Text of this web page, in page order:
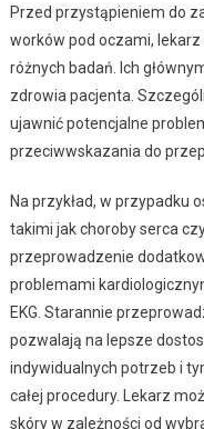
Przed przystąpieniem do
worków pod oczami,
różnych badań. Ich
zdrowia pacjenta.
ujawnić potencjalne
przeciwwskazania do
Na przykład, w przypadku
takimi jak choroby serca
przeprowadzenie
problemami
EKG. Starannie
pozwalają na lepsze
indywidualnych potrzeb i
całej procedury. Lekarz
skóry w zależności od